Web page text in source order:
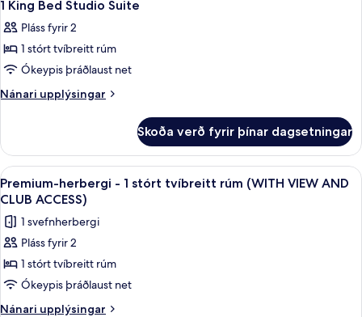
allar
myndir
fyrir
1
King
Suite
1 King Bed Studio Suite
Pláss fyrir 2
1 stórt tvíbreitt rúm
Ókeypis þráðlaust net
Nánari upplýsingar
Nánari
King
Bed
Studio
Suite
Skoða verð fyrir þínar dagsetningar
Skoða
allar
myndir
fyrir
Premium-
herbergi
-
1
Rúmföt úr egypskri bómull, rúmföt
8
Premium-herbergi - 1 stórt tvíbreitt rúm (WITH VIEW AND
CLUB ACCESS)
1 svefnherbergi
Pláss fyrir 2
1 stórt tvíbreitt rúm
Ókeypis þráðlaust net
Nánari upplýsingar
Nánari